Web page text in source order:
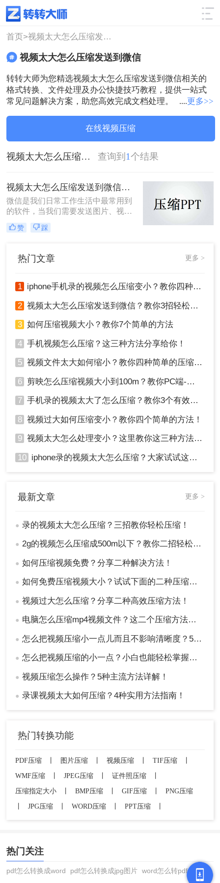
使用技巧 筛选
首页> 视频太大怎么压缩发送到微信
视频太大怎么压缩发送到微信
转转大师为您精选视频太大怎么压缩发送到微信相关的
格式转换、文件处理及办公快捷技巧教程，提供一站式
常见问题解决方案，助您高效完成文档处理。
....更多>>
在线视频压缩
视频太大怎么压缩发送到微信 查询到 1个结果
视频太大怎么压缩发送到微信？教你3招轻松搞定！
微信是我们日常工作生活中最常用到
的软件，当我们需要发送图片、视
频、文件时，微信传输也是首选方
式。不过很多人都发现微信文件传输
能超过60分钟，大文件传输限制在1G
以内，那么有没有什么办法能解决视
当然是有的，今天小编就教大家3
招，1G超大视频文件也能轻松传输。
赞 踩
热门文章 更多 >
1 iphone手机录的视频怎么压缩变小？教你四种压缩方法！
2 视频太大怎么压缩发送到微信？教你3招轻松搞定！
3 如何压缩视频大小？教你7个简单的方法
4 手机视频怎么压缩？这三种方法分享给你！
5 视频文件太大如何缩小？教你四种简单的压缩方法！
6 剪映怎么压缩视频大小到100m？教你PC端-移动端压缩方式！
7 手机录的视频太大了怎么压缩？教你3个有效压缩方法！
8 视频过大如何压缩变小？教你四个简单的方法！
9 视频太大怎么处理变小？这里教你这三种方法!！
10 iphone录的视频太大怎么压缩？大家试试这四种方法！
最新文章 更多 >
● 录的视频太大怎么压缩？三招教你轻松压缩！
● 2g的视频怎么压缩成500m以下？教你二招轻松搞定!
● 如何压缩视频免费？分享二种解决方法！
● 如何免费压缩视频大小？试试下面的二种压缩方法！
● 视频过大怎么压缩？分享二种高效压缩方法！
● 电脑怎么压缩mp4视频文件？这二个压缩方法推荐给你！
● 怎么把视频压缩小一点儿而且不影响清晰度？5种常用方法指南！
● 怎么把视频压缩的小一点？小白也能轻松掌握的8种方法！
● 视频压缩怎么操作？5种主流方法详解！
● 录课视频太大如何压缩？4种实用方法指南！
热门转换功能
PDF压缩 图片压缩 视频压缩 TIF压缩
WMF压缩
JPEG压缩 证件照压缩
压缩指定大小
BMP压缩 GIF压缩
PNG压缩
JPG压缩 WORD压缩 PPT压缩
热门关注
pdf怎么转换成word pdf怎么转换成jpg图片 word怎么转pdf